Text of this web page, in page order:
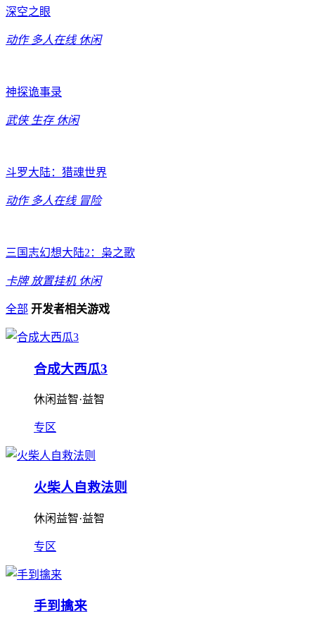
深空之眼
动作 多人在线 休闲
神探诡事录
武侠 生存 休闲
斗罗大陆：猎魂世界
动作 多人在线 冒险
三国志幻想大陆2：枭之歌
卡牌 放置挂机 休闲
全部 开发者相关游戏
合成大西瓜3
休闲益智·益智
专区
火柴人自救法则
休闲益智·益智
专区
手到擒来